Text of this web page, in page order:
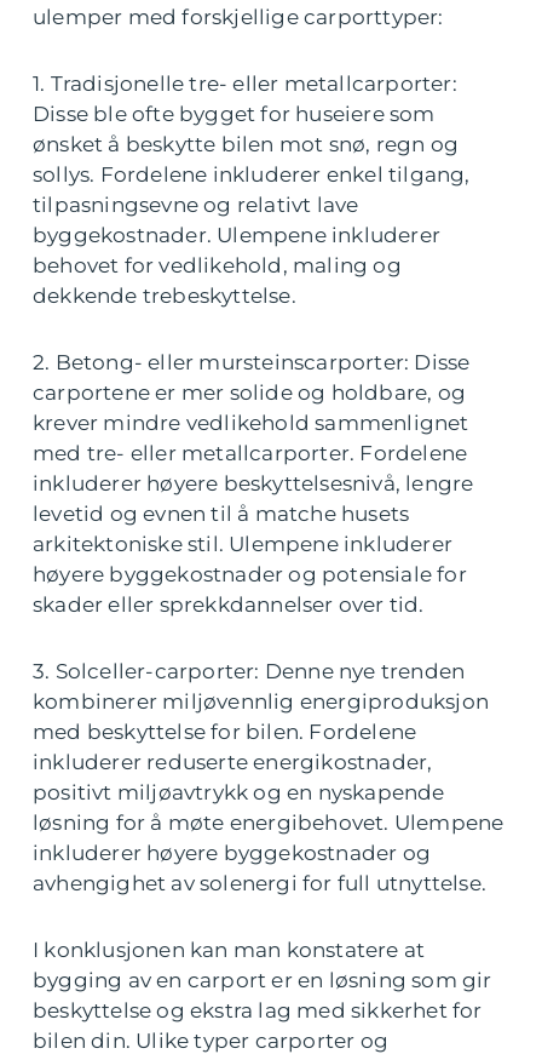
ulemper med forskjellige carporttyper:
1. Tradisjonelle tre- eller metallcarporter:
Disse ble ofte bygget for huseiere som
ønsket å beskytte bilen mot snø, regn og
sollys. Fordelene inkluderer enkel tilgang,
tilpasningsevne og relativt lave
byggekostnader. Ulempene inkluderer
behovet for vedlikehold, maling og
dekkende trebeskyttelse.
2. Betong- eller mursteinscarporter: Disse
carportene er mer solide og holdbare, og
krever mindre vedlikehold sammenlignet
med tre- eller metallcarporter. Fordelene
inkluderer høyere beskyttelsesnivå, lengre
levetid og evnen til å matche husets
arkitektoniske stil. Ulempene inkluderer
høyere byggekostnader og potensiale for
skader eller sprekkdannelser over tid.
3. Solceller-carporter: Denne nye trenden
kombinerer miljøvennlig energiproduksjon
med beskyttelse for bilen. Fordelene
inkluderer reduserte energikostnader,
positivt miljøavtrykk og en nyskapende
løsning for å møte energibehovet. Ulempene
inkluderer høyere byggekostnader og
avhengighet av solenergi for full utnyttelse.
I konklusjonen kan man konstatere at
bygging av en carport er en løsning som gir
beskyttelse og ekstra lag med sikkerhet for
bilen din. Ulike typer carporter og